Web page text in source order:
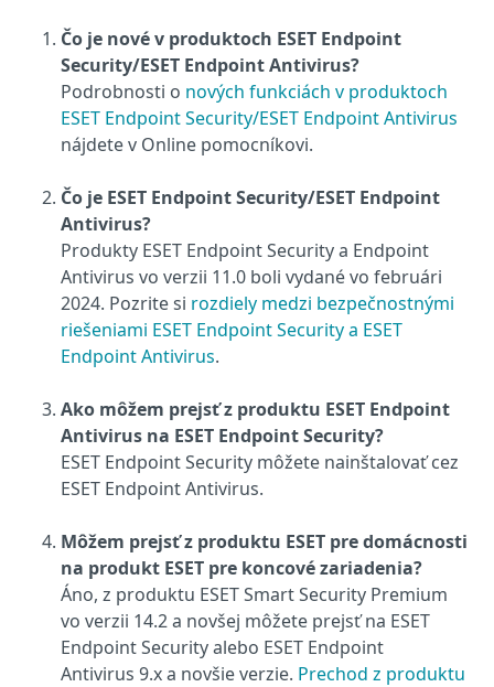
Čo je nové v produktoch ESET Endpoint
Security/ESET Endpoint Antivirus?
Podrobnosti o nových funkciách v produktoch
ESET Endpoint Security/ESET Endpoint Antivirus
nájdete v Online pomocníkovi.
Čo je ESET Endpoint Security/ESET Endpoint
Antivirus?
Produkty ESET Endpoint Security a Endpoint
Antivirus vo verzii 11.0 boli vydané vo februári
2024. Pozrite si rozdiely medzi bezpečnostnými
riešeniami ESET Endpoint Security a ESET
Endpoint Antivirus.
Ako môžem prejsť z produktu ESET Endpoint
Antivirus na ESET Endpoint Security?
ESET Endpoint Security môžete nainštalovať cez
ESET Endpoint Antivirus.
Môžem prejsť z produktu ESET pre domácnosti
na produkt ESET pre koncové zariadenia?
Áno, z produktu ESET Smart Security Premium
vo verzii 14.2 a novšej môžete prejsť na ESET
Endpoint Security alebo ESET Endpoint
Antivirus 9.x a novšie verzie. Prechod z produktu